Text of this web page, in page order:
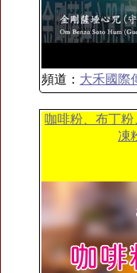
頻道： 大禾國際
咖啡粉、布丁
凍